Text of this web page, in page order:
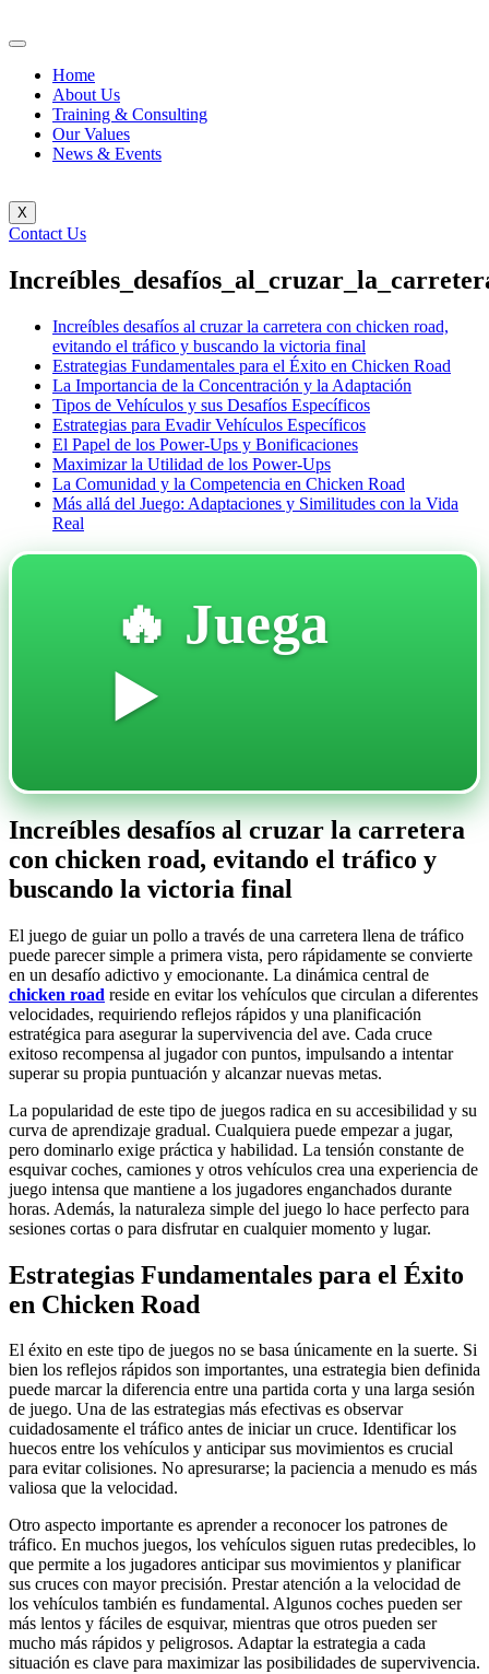
Home
About Us
Training & Consulting
Our Values
News & Events
X
Contact Us
Increíbles desafíos al cruzar la carretera con chicken road,
evitando el tráfico y buscando la victoria final
Estrategias Fundamentales para el Éxito en Chicken Road
La Importancia de la Concentración y la Adaptación
Tipos de Vehículos y sus Desafíos Específicos
Estrategias para Evadir Vehículos Específicos
El Papel de los Power-Ups y Bonificaciones
Maximizar la Utilidad de los Power-Ups
La Comunidad y la Competencia en Chicken Road
Más allá del Juego: Adaptaciones y Similitudes con la Vida
Real
🔥 Juega
▶️
Increíbles desafíos al cruzar la carretera
con chicken road, evitando el tráfico y
buscando la victoria final
El juego de guiar un pollo a través de una carretera llena de tráfico
puede parecer simple a primera vista, pero rápidamente se convierte
en un desafío adictivo y emocionante. La dinámica central de
chicken road reside en evitar los vehículos que circulan a diferentes
velocidades, requiriendo reflejos rápidos y una planificación
estratégica para asegurar la supervivencia del ave. Cada cruce
exitoso recompensa al jugador con puntos, impulsando a intentar
superar su propia puntuación y alcanzar nuevas metas.
La popularidad de este tipo de juegos radica en su accesibilidad y su
curva de aprendizaje gradual. Cualquiera puede empezar a jugar,
pero dominarlo exige práctica y habilidad. La tensión constante de
esquivar coches, camiones y otros vehículos crea una experiencia de
juego intensa que mantiene a los jugadores enganchados durante
horas. Además, la naturaleza simple del juego lo hace perfecto para
sesiones cortas o para disfrutar en cualquier momento y lugar.
Estrategias Fundamentales para el Éxito
en Chicken Road
El éxito en este tipo de juegos no se basa únicamente en la suerte. Si
bien los reflejos rápidos son importantes, una estrategia bien definida
puede marcar la diferencia entre una partida corta y una larga sesión
de juego. Una de las estrategias más efectivas es observar
cuidadosamente el tráfico antes de iniciar un cruce. Identificar los
huecos entre los vehículos y anticipar sus movimientos es crucial
para evitar colisiones. No apresurarse; la paciencia a menudo es más
valiosa que la velocidad.
Otro aspecto importante es aprender a reconocer los patrones de
tráfico. En muchos juegos, los vehículos siguen rutas predecibles, lo
que permite a los jugadores anticipar sus movimientos y planificar
sus cruces con mayor precisión. Prestar atención a la velocidad de
los vehículos también es fundamental. Algunos coches pueden ser
más lentos y fáciles de esquivar, mientras que otros pueden ser
mucho más rápidos y peligrosos. Adaptar la estrategia a cada
situación es clave para maximizar las posibilidades de supervivencia.